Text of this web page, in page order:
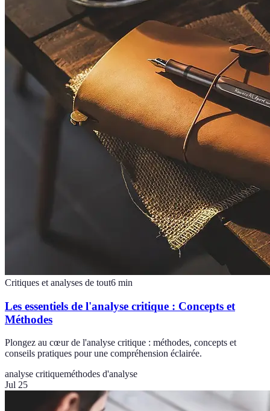
Critiques et analyses de tout6 min
Les essentiels de l'analyse critique : Concepts et
Méthodes
Plongez au cœur de l'analyse critique : méthodes, concepts et
conseils pratiques pour une compréhension éclairée.
analyse critiqueméthodes d'analyse
Jul 25